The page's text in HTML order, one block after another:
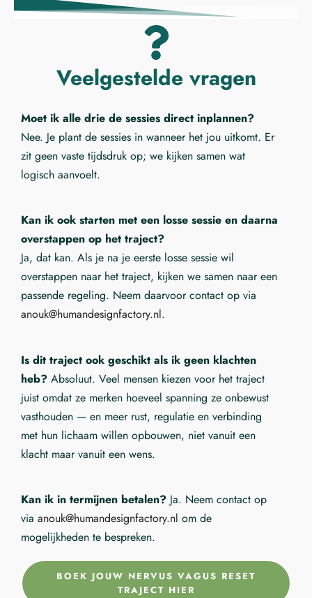
Veelgestelde vragen
Moet ik alle drie de sessies direct inplannen?
Nee. Je plant de sessies in wanneer het jou uitkomt. Er
zit geen vaste tijdsdruk op; we kijken samen wat
logisch aanvoelt.
Kan ik ook starten met een losse sessie en daarna
overstappen op het traject?
Ja, dat kan. Als je na je eerste losse sessie wil
overstappen naar het traject, kijken we samen naar een
passende regeling. Neem daarvoor contact op via
anouk@humandesignfactory.nl.
Is dit traject ook geschikt als ik geen klachten
heb? Absoluut. Veel mensen kiezen voor het traject
juist omdat ze merken hoeveel spanning ze onbewust
vasthouden — en meer rust, regulatie en verbinding
met hun lichaam willen opbouwen, niet vanuit een
klacht maar vanuit een wens.
Kan ik in termijnen betalen? Ja. Neem contact op
via anouk@humandesignfactory.nl om de
mogelijkheden te bespreken.
BOEK JOUW NERVUS VAGUS RESET
TRAJECT HIER